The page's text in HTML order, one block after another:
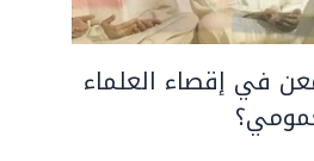
في إقصاء العلماء